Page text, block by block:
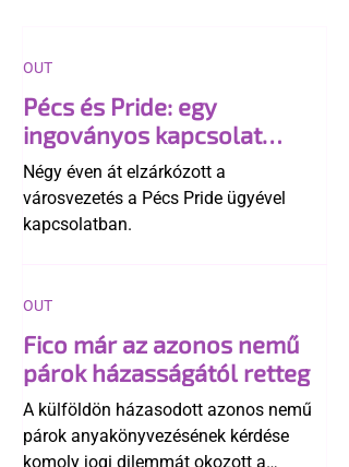
Pécs és Pride: egy
ingoványos kapcsolat
története
Négy éven át elzárkózott a
városvezetés a Pécs Pride ügyével
kapcsolatban.
OUT
Fico már az azonos nemű
párok házasságától retteg
A külföldön házasodott azonos nemű
párok anyakönyvezésének kérdése
komoly jogi dilemmát okozott a
OUT